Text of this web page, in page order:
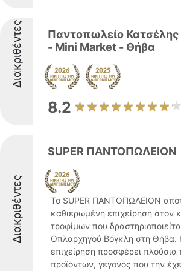
Διακριθέντες
Παντοπωλείο
- Mini Market - Θήβα
8.2
Διακριθέντες
SUPER ΠΑΝΤΟΠΩΛΕΙΟΝ
Το SUPER ΠΑΝΤΟΠΩΛΕΙΟΝ
καθιερωμένη επιχείρηση στον
τροφίμων που
Οπλαρχηγού Βόγκλη στη Θήβα.
επιχείρηση προσφέρει πλούσια
προϊόντων, γεγονός που την